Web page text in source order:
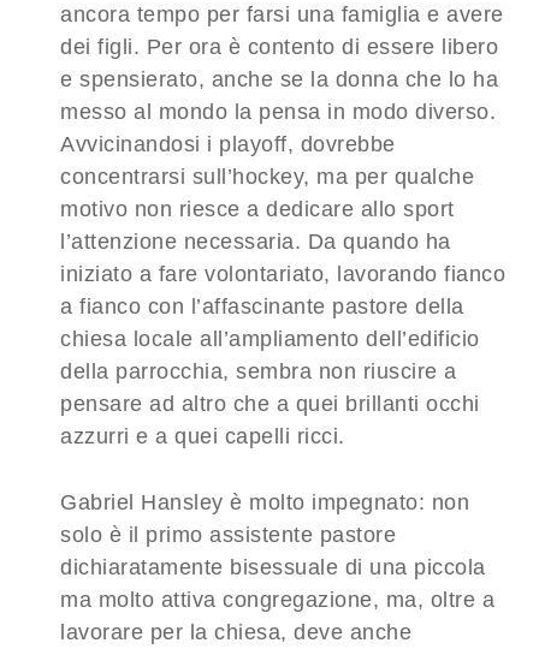
ancora tempo per farsi una famiglia e avere
dei figli. Per ora è contento di essere libero
e spensierato, anche se la donna che lo ha
messo al mondo la pensa in modo diverso.
Avvicinandosi i playoff, dovrebbe
concentrarsi sull’hockey, ma per qualche
motivo non riesce a dedicare allo sport
l’attenzione necessaria. Da quando ha
iniziato a fare volontariato, lavorando fianco
a fianco con l’affascinante pastore della
chiesa locale all’ampliamento dell’edificio
della parrocchia, sembra non riuscire a
pensare ad altro che a quei brillanti occhi
azzurri e a quei capelli ricci.
Gabriel Hansley è molto impegnato: non
solo è il primo assistente pastore
dichiaratamente bisessuale di una piccola
ma molto attiva congregazione, ma, oltre a
lavorare per la chiesa, deve anche